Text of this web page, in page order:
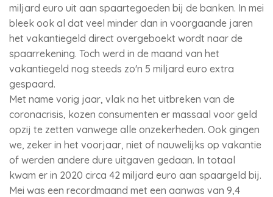
miljard euro uit aan spaartegoeden bij de banken. In mei
bleek ook al dat veel minder dan in voorgaande jaren
het vakantiegeld direct overgeboekt wordt naar de
spaarrekening. Toch werd in de maand van het
vakantiegeld nog steeds zo'n 5 miljard euro extra
gespaard.
Met name vorig jaar, vlak na het uitbreken van de
coronacrisis, kozen consumenten er massaal voor geld
opzij te zetten vanwege alle onzekerheden. Ook gingen
we, zeker in het voorjaar, niet of nauwelijks op vakantie
of werden andere dure uitgaven gedaan. In totaal
kwam er in 2020 circa 42 miljard euro aan spaargeld bij.
Mei was een recordmaand met een aanwas van 9,4